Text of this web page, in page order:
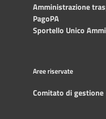
Amministrazione
PagoPA
Sportello Unico
Aree riservate
Comitato di gestione